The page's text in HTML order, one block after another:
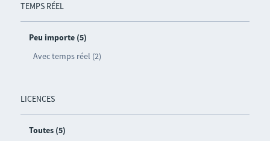
TEMPS RÉEL
Peu importe (5)
Avec temps réel (2)
LICENCES
Toutes (5)